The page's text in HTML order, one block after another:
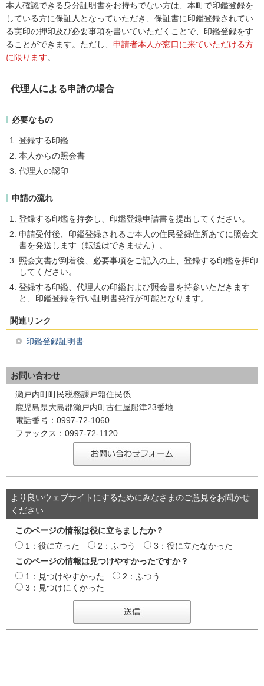
本人確認できる身分証明書をお持ちでない方は、本町で印鑑登録を
している方に保証人となっていただき、保証書に印鑑登録されてい
る実印の押印及び必要事項を書いていただくことで、印鑑登録をす
ることができます。ただし、 申請者本人が窓口に来ていただける方
に限ります。
代理人による申請の場合
必要なもの
登録する印鑑
本人からの照会書
代理人の認印
申請の流れ
登録する印鑑を持参し、印鑑登録申請書を提出してください。
申請受付後、印鑑登録されるご本人の住民登録住所あてに照会文
書を発送します（転送はできません）。
照会文書が到着後、必要事項をご記入の上、登録する印鑑を押印
してください。
登録する印鑑、代理人の印鑑および照会書を持参いただきます
と、印鑑登録を行い証明書発行が可能となります。
関連リンク
印鑑登録証明書
お問い合わせ
瀬戸内町町民税務課戸籍住民係
鹿児島県大島郡瀬戸内町古仁屋船津23番地
電話番号：0997-72-1060
ファックス：0997-72-1120
より良いウェブサイトにするためにみなさまのご意見をお聞かせ
ください
このページの情報は役に立ちましたか？
1：役に立った
2：ふつう
3：役に立たなかった
このページの情報は見つけやすかったですか？
1：見つけやすかった
2：ふつう
3：見つけにくかった